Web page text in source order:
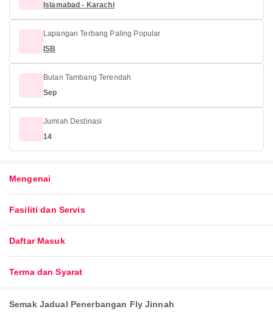
Islamabad - Karachi
Lapangan Terbang Paling Popular
ISB
Bulan Tambang Terendah
Sep
Jumlah Destinasi
14
Mengenai
Fasiliti dan Servis
Daftar Masuk
Terma dan Syarat
Semak Jadual Penerbangan Fly Jinnah